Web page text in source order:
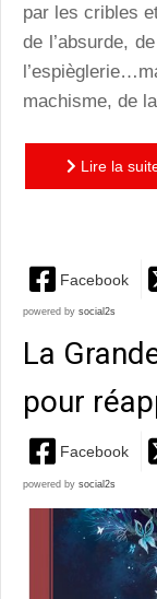
par les cribles
de l’absurde,
machisme, de
Lire la
Facebook
powered by social2s
La
pour
Facebook
powered by social2s